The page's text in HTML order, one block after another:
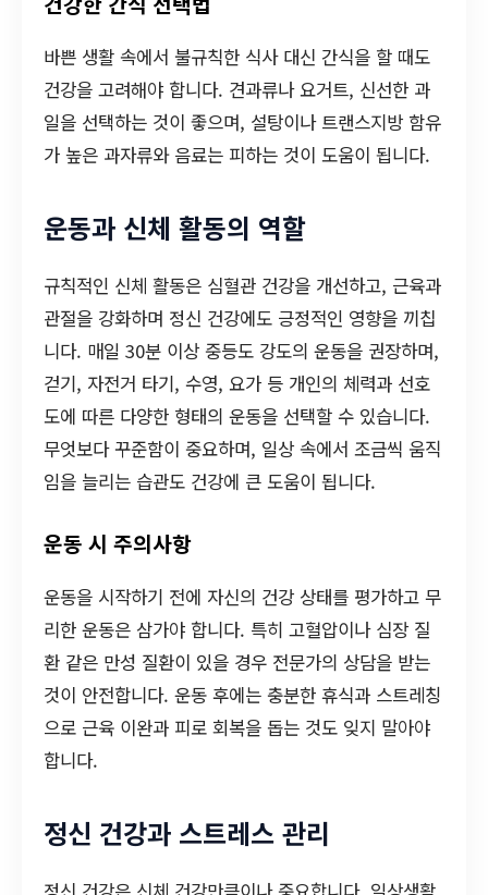
바쁜 생활 속에서 불규칙한 식사 대신 간식을 할 때도
건강을 고려해야 합니다. 견과류나 요거트, 신선한 과
일을 선택하는 것이 좋으며, 설탕이나 트랜스지방 함유
가 높은 과자류와 음료는 피하는 것이 도움이 됩니다.
운동과 신체 활동의 역할
규칙적인 신체 활동은 심혈관 건강을 개선하고, 근육과
관절을 강화하며 정신 건강에도 긍정적인 영향을 끼칩
니다. 매일 30분 이상 중등도 강도의 운동을 권장하며,
걷기, 자전거 타기, 수영, 요가 등 개인의 체력과 선호
도에 따른 다양한 형태의 운동을 선택할 수 있습니다.
무엇보다 꾸준함이 중요하며, 일상 속에서 조금씩 움직
임을 늘리는 습관도 건강에 큰 도움이 됩니다.
운동 시 주의사항
운동을 시작하기 전에 자신의 건강 상태를 평가하고 무
리한 운동은 삼가야 합니다. 특히 고혈압이나 심장 질
환 같은 만성 질환이 있을 경우 전문가의 상담을 받는
것이 안전합니다. 운동 후에는 충분한 휴식과 스트레칭
으로 근육 이완과 피로 회복을 돕는 것도 잊지 말아야
합니다.
정신 건강과 스트레스 관리